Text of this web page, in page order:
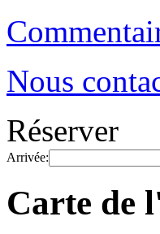
Nous
Réserver
Arrivée:
Carte de